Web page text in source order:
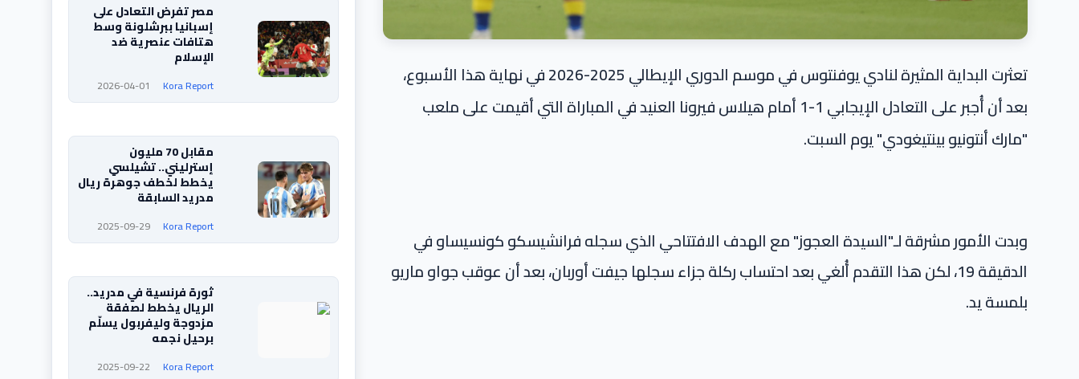
تعثرت البداية المثيرة لنادي يوفنتوس في موسم الدوري الإيطالي 2025-2026 في نهاية هذا الأسبوع،
بعد أن أُجبر على التعادل الإيجابي 1-1 أمام هيلاس فيرونا العنيد في المباراة التي أقيمت على ملعب
"مارك أنتونيو بينتيغودي" يوم السبت.
وبدت الأمور مشرقة لـ"السيدة العجوز" مع الهدف الافتتاحي الذي سجله فرانشيسكو كونسيساو في
الدقيقة 19، لكن هذا التقدم أُلغي بعد احتساب ركلة جزاء سجلها جيفت أوربان، بعد أن عوقب جواو ماريو
بلمسة يد.
مصر تفرض التعادل على
إسبانيا ببرشلونة وسط
هتافات عنصرية ضد
الإسلام
Kora Report
2026-04-01
مقابل 70 مليون
إسترليني.. تشيلسي
يخطط لخطف جوهرة ريال
مدريد السابقة
Kora Report
2025-09-29
ثورة فرنسية في مدريد..
الريال يخطط لصفقة
مزدوجة وليفربول يسلّم
برحيل نجمه
Kora Report
2025-09-22